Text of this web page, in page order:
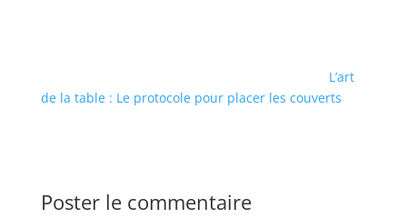
L’art
de la table : Le protocole pour placer les couverts
Poster le commentaire